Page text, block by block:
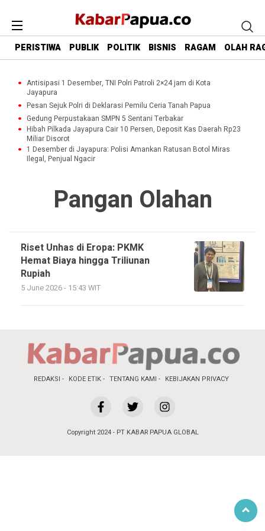
PERISTIWA PUBLIK POLITIK BISNIS RAGAM OLAH
Antisipasi 1 Desember, TNI Polri Patroli 2×24 jam di Kota
Jayapura
Pesan Sejuk Polri di Deklarasi Pemilu Ceria Tanah Papua
Gedung Perpustakaan SMPN 5 Sentani Terbakar
Hibah Pilkada Jayapura Cair 10 Persen, Deposit Kas Daerah Rp23
Miliar Disorot
1 Desember di Jayapura: Polisi Amankan Ratusan Botol Miras
Ilegal, Penjual Ngacir
Pangan Olahan
Riset Unhas di Eropa: PKMK
Hemat Biaya hingga Triliunan
Rupiah
5 June 2026 - 15:43 WIT
REDAKSI KODE ETIK TENTANG KAMI KEBIJAKAN PRIVACY
Copyright 2024 - PT KABAR PAPUA GLOBAL